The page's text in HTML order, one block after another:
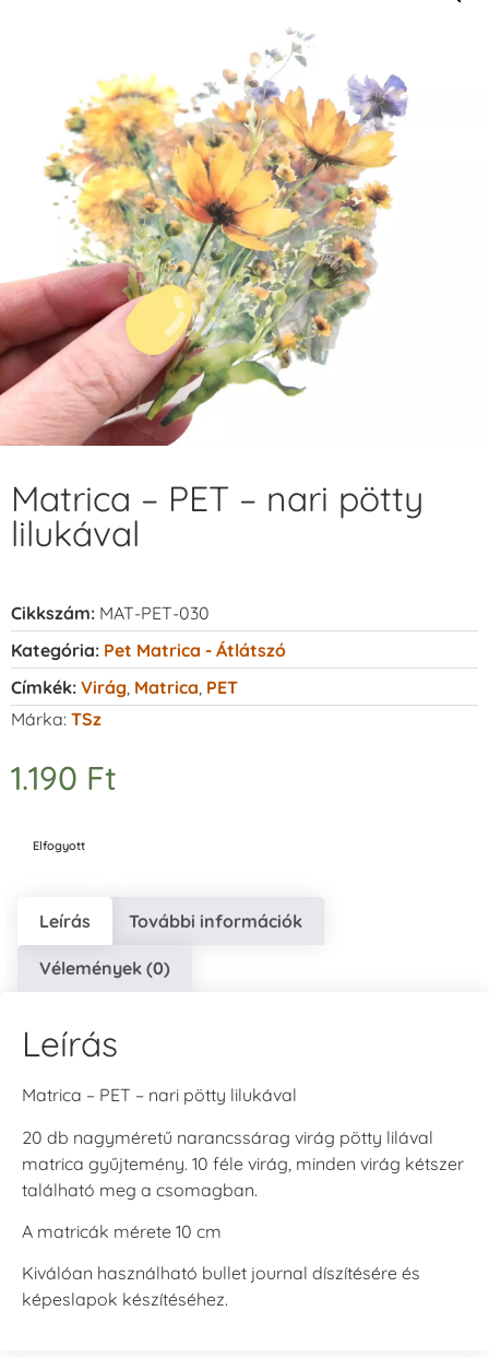
Matrica – PET – nari pötty
lilukával
Cikkszám: MAT-PET-030
Kategória: Pet Matrica - Átlátszó
Címkék: Virág Matrica PET
Márka: TSz
1.190 Ft
Elfogyott
Leírás További információk
Vélemények (0)
Leírás
Matrica – PET – nari pötty lilukával
20 db nagyméretű narancssárag virág pötty lilával
matrica gyűjtemény. 10 féle virág, minden virág kétszer
található meg a csomagban.
A matricák mérete 10 cm
Kiválóan használható bullet journal díszítésére és
képeslapok készítéséhez.